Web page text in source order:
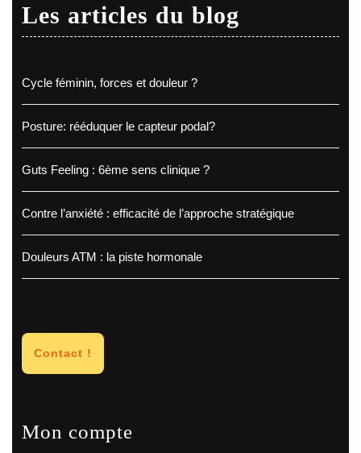
Les articles du blog
Cycle féminin, forces et douleur ?
Posture: rééduquer le capteur podal?
Guts Feeling : 6ème sens clinique ?
Contre l’anxiété : efficacité de l’approche stratégique
Douleurs ATM : la piste hormonale
Contact !
Mon compte